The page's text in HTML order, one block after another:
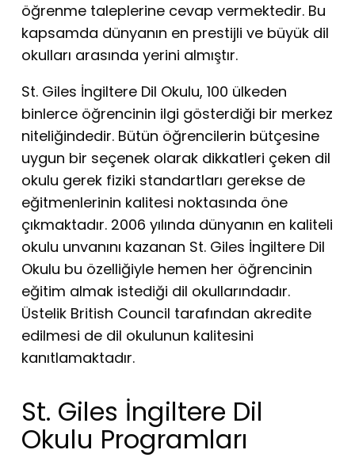
öğrenme taleplerine cevap vermektedir. Bu
kapsamda dünyanın en prestijli ve büyük dil
okulları arasında yerini almıştır.
St. Giles İngiltere Dil Okulu, 100 ülkeden
binlerce öğrencinin ilgi gösterdiği bir merkez
niteliğindedir. Bütün öğrencilerin bütçesine
uygun bir seçenek olarak dikkatleri çeken dil
okulu gerek fiziki standartları gerekse de
eğitmenlerinin kalitesi noktasında öne
çıkmaktadır. 2006 yılında dünyanın en kaliteli
okulu unvanını kazanan St. Giles İngiltere Dil
Okulu bu özelliğiyle hemen her öğrencinin
eğitim almak istediği dil okullarındadır.
Üstelik British Council tarafından akredite
edilmesi de dil okulunun kalitesini
kanıtlamaktadır.
St. Giles İngiltere Dil
Okulu Programları